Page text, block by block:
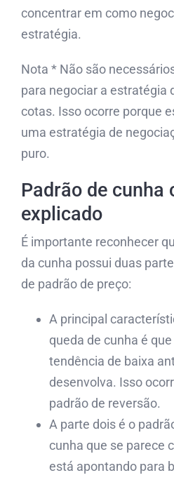
concentrar em como
estratégia.
Nota * Não são
para negociar a estratégia
cotas. Isso ocorre porque
uma estratégia de
puro.
Padrão de cunha
explicado
É importante reconhecer
da cunha possui duas
de padrão de preço:
A principal
queda de cunha é
tendência de baixa
desenvolva. Isso
padrão de reversão.
A parte dois é o
cunha que se parece
está apontando para